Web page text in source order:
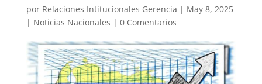
por Relaciones Intitucionales Gerencia | May 8, 2025
| Noticias Nacionales | 0 Comentarios